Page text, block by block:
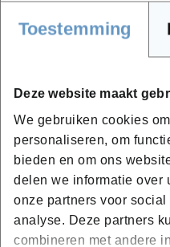
Toestemming
Deze website maakt
We gebruiken cookies
personaliseren, om
bieden en om ons
delen we informatie over
onze partners voor
analyse. Deze partners
combineren met andere
jargon gebruikt om
kun je als taalcoach
allerhande uit de
aanknopingspunt bij
activiteiten. Zo
gebruiken die ze
converseren zij in een
het eigenlijk goed en
stel je je als coach als